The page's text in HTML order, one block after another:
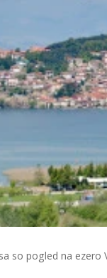
so pogled na ezero